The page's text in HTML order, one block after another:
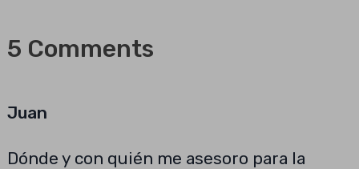
5 Comments
Juan
Dónde y con quién me asesoro para la